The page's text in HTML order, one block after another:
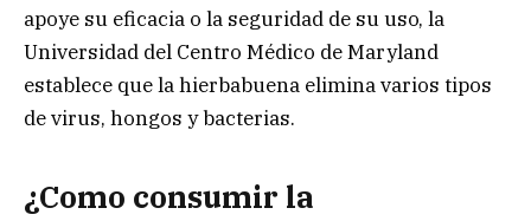
apoye su eficacia o la seguridad de su uso, la
Universidad del Centro Médico de Maryland
establece que la hierbabuena elimina varios tipos
de virus, hongos y bacterias.
¿Como consumir la